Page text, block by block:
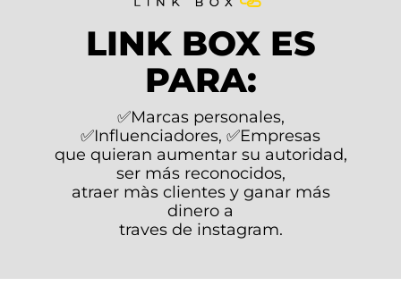
LINK BOX ES
PARA:
✅Marcas personales,
✅Influenciadores, ✅Empresas
que quieran aumentar su autoridad,
ser más reconocidos,
atraer màs clientes y ganar más
dinero a
traves de instagram.